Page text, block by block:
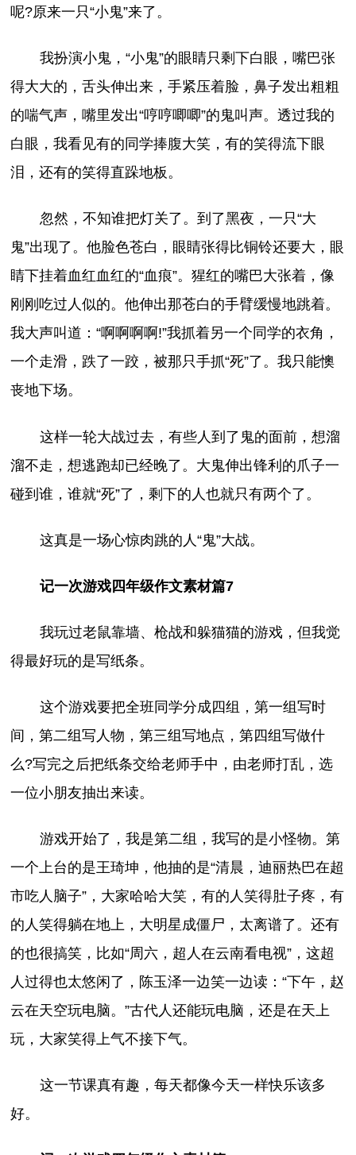
呢?原来一只“小鬼”来了。
我扮演小鬼，“小鬼”的眼睛只剩下白眼，嘴巴张
得大大的，舌头伸出来，手紧压着脸，鼻子发出粗粗
的喘气声，嘴里发出“哼哼唧唧”的鬼叫声。透过我的
白眼，我看见有的同学捧腹大笑，有的笑得流下眼
泪，还有的笑得直跺地板。
忽然，不知谁把灯关了。到了黑夜，一只“大
鬼”出现了。他脸色苍白，眼睛张得比铜铃还要大，眼
睛下挂着血红血红的“血痕”。猩红的嘴巴大张着，像
刚刚吃过人似的。他伸出那苍白的手臂缓慢地跳着。
我大声叫道：“啊啊啊啊!”我抓着另一个同学的衣角，
一个走滑，跌了一跤，被那只手抓“死”了。我只能懊
丧地下场。
这样一轮大战过去，有些人到了鬼的面前，想溜
溜不走，想逃跑却已经晚了。大鬼伸出锋利的爪子一
碰到谁，谁就“死”了，剩下的人也就只有两个了。
这真是一场心惊肉跳的人“鬼”大战。
记一次游戏四年级作文素材篇7
我玩过老鼠靠墙、枪战和躲猫猫的游戏，但我觉
得最好玩的是写纸条。
这个游戏要把全班同学分成四组，第一组写时
间，第二组写人物，第三组写地点，第四组写做什
么?写完之后把纸条交给老师手中，由老师打乱，选
一位小朋友抽出来读。
游戏开始了，我是第二组，我写的是小怪物。第
一个上台的是王琦坤，他抽的是“清晨，迪丽热巴在超
市吃人脑子”，大家哈哈大笑，有的人笑得肚子疼，有
的人笑得躺在地上，大明星成僵尸，太离谱了。还有
的也很搞笑，比如“周六，超人在云南看电视”，这超
人过得也太悠闲了，陈玉泽一边笑一边读：“下午，赵
云在天空玩电脑。”古代人还能玩电脑，还是在天上
玩，大家笑得上气不接下气。
这一节课真有趣，每天都像今天一样快乐该多
好。